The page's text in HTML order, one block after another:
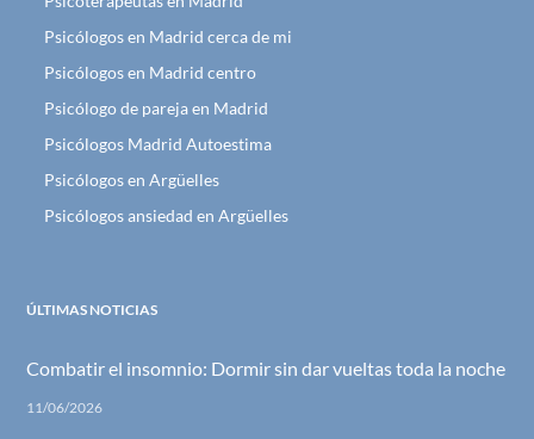
Psicólogos en Madrid cerca de mi
Psicólogos en Madrid centro
Psicólogo de pareja en Madrid
Psicólogos Madrid Autoestima
Psicólogos en Argüelles
Psicólogos ansiedad en Argüelles
ÚLTIMAS NOTICIAS
Combatir el insomnio: Dormir sin dar vueltas toda la noche
11/06/2026